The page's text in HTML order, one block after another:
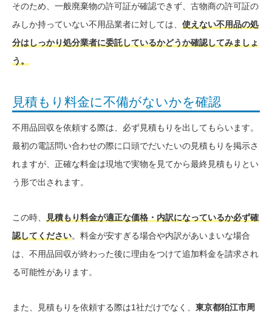
そのため、一般廃棄物の許可証が確認できず、古物商の許可証の
みしか持っていない不用品業者に対しては、 使えない不用品の処
分はしっかり処分業者に委託しているかどうか確認してみましょ
う。
見積もり料金に不備がないかを確認
不用品回収を依頼する際は、必ず見積もりを出してもらいます。
最初の電話問い合わせの際に口頭でだいたいの見積もりを掲示さ
れますが、正確な料金は現地で実物を見てから最終見積もりとい
う形で出されます。
この時、 見積もり料金が適正な価格・内訳になっているか必ず確
認してください。料金が安すぎる場合や内訳があいまいな場合
は、不用品回収が終わった後に理由をつけて追加料金を請求され
る可能性があります。
また、見積もりを依頼する際は1社だけでなく、 東京都狛江市周